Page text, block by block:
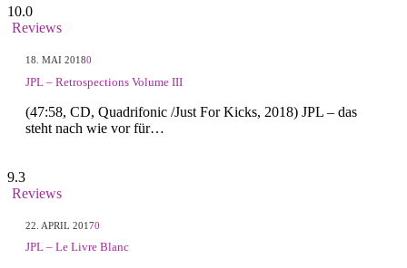
10.0
Reviews
18. MAI 20180
JPL – Retrospections Volume III
(47:58, CD, Quadrifonic /Just For Kicks, 2018) JPL – das
steht nach wie vor für…
9.3
Reviews
22. APRIL 20170
JPL – Le Livre Blanc